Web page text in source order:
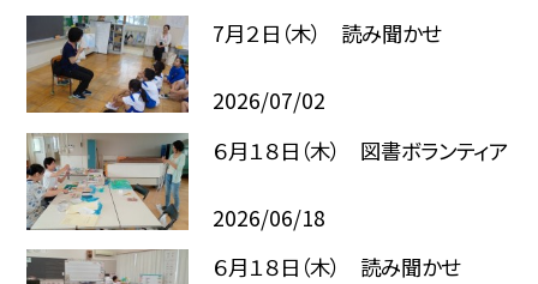
7月２日（木） 読み聞かせ
2026/07/02
６月１８日（木） 図書ボランティア
2026/06/18
６月１８日（木） 読み聞かせ